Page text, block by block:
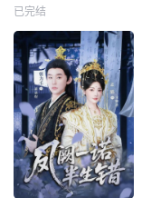
已完结